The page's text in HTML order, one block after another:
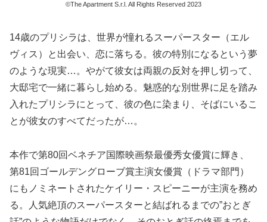
©The Apartment S.r.l. All Rights Reserved 2023
14歳のプリシラは、世界が憧れるスーパースター（エル
ヴィス）と出会い、恋に落ちる。彼の特別になるという夢
のような現実…。やがて彼女は両親の反対を押し切って、
大邸宅で一緒に暮らし始める。魅惑的な別世界に足を踏み
入れたプリシラにとって、彼の色に染まり、そばにいるこ
とが彼女のすべてだったが…。
本作で第80回ベネチア国際映画祭最優秀女優賞に輝き、
第81回ゴールデングローブ賞主演女優賞（ドラマ部門）
にもノミネートされたケイリー・スピーニーが主演を務め
る。人気絶頂のスーパースターと結ばれるまでの”おとぎ